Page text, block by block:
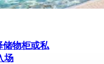
储物柜或私
场